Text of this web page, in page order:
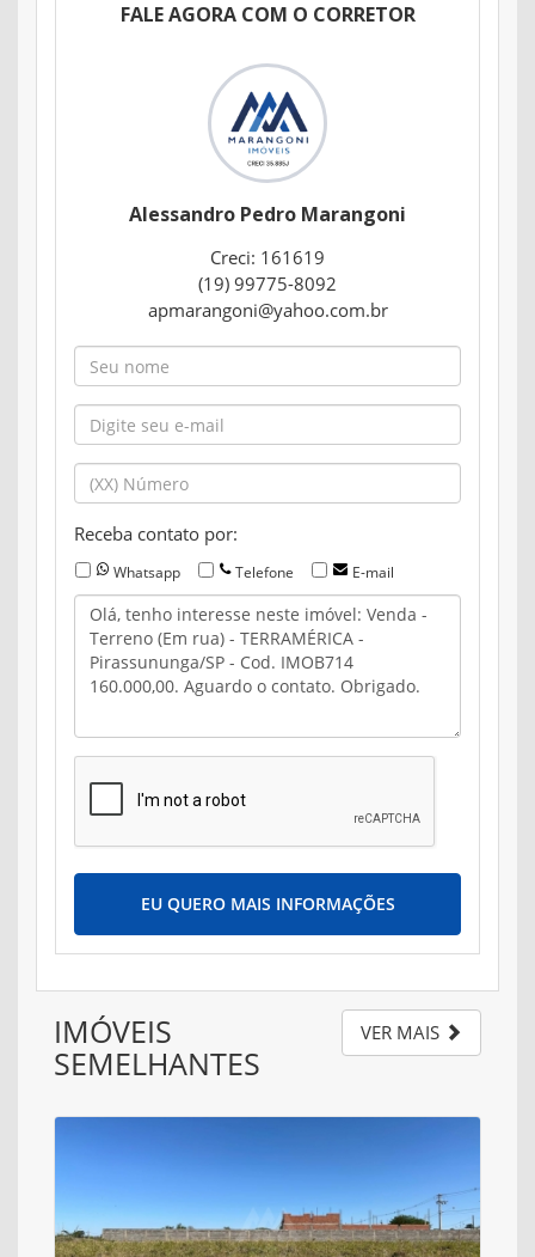
FALE AGORA COM O CORRETOR
Alessandro Pedro Marangoni
Creci: 161619
(19) 99775-8092
apmarangoni@yahoo.com.br
Receba contato por:
Whatsapp Telefone E-mail
EU QUERO MAIS INFORMAÇÕES
IMÓVEIS
SEMELHANTES
VER MAIS